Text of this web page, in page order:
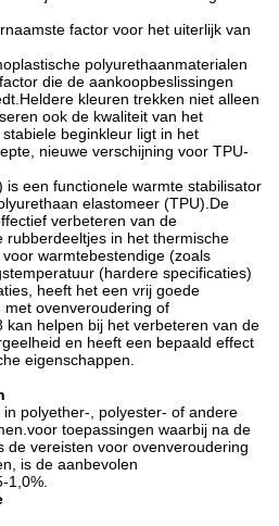
factor voor het uiterlijk van
polyurethaanmaterialen
die de aankoopbeslissingen
kleuren trekken niet alleen
ook de kwaliteit van het
beginkleur ligt in het
nieuwe verschijning voor TPU-
een functionele warmte stabilisator
elastomeer (TPU).De
verbeteren van de
rubberdeeltjes in het thermische
warmtebestendige (zoals
(hardere specificaties)
heeft het een vrij goede
ovenveroudering of
kan helpen bij het verbeteren van de
en heeft een bepaald effect
eigenschappen.
polyether-, polyester- of andere
toepassingen waarbij na de
de vereisten voor ovenveroudering
is de aanbevolen
1,0%.